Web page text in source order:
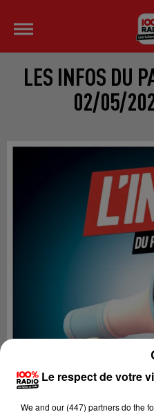
LES INFOS DU
02/05/
Le respect de votre
We and our (447) partnersdo the